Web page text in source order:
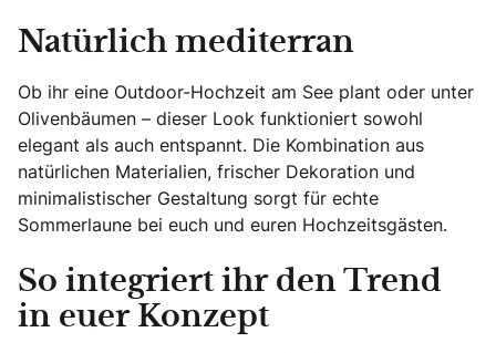
Natürlich mediterran
Ob ihr eine Outdoor-Hochzeit am See plant oder unter
Olivenbäumen – dieser Look funktioniert sowohl
elegant als auch entspannt. Die Kombination aus
natürlichen Materialien, frischer Dekoration und
minimalistischer Gestaltung sorgt für echte
Sommerlaune bei euch und euren Hochzeitsgästen.
So integriert ihr den Trend
in euer Konzept